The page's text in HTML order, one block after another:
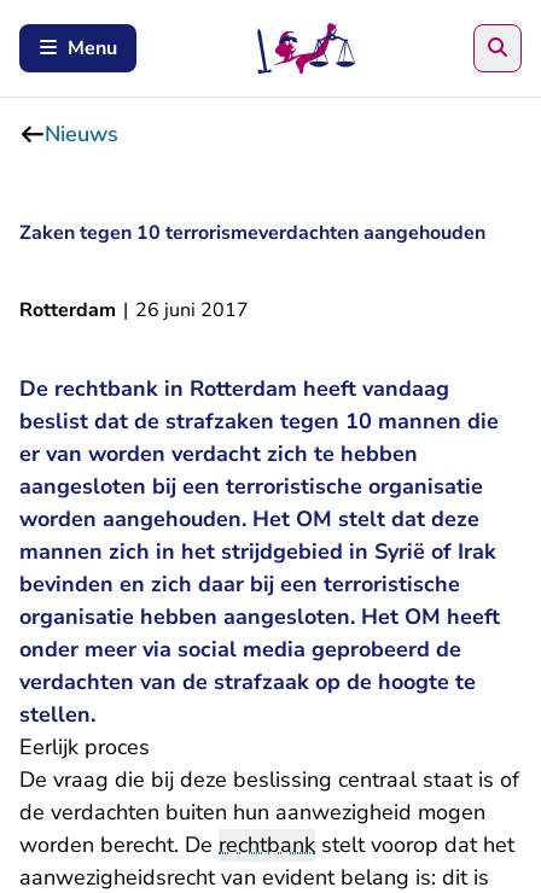
Menu
Nieuws
Zaken tegen 10 terrorismeverdachten aangehouden
Rotterdam | 26 juni 2017
De rechtbank in Rotterdam heeft vandaag
beslist dat de strafzaken tegen 10 mannen die
er van worden verdacht zich te hebben
aangesloten bij een terroristische organisatie
worden aangehouden. Het OM stelt dat deze
mannen zich in het strijdgebied in Syrië of Irak
bevinden en zich daar bij een terroristische
organisatie hebben aangesloten. Het OM heeft
onder meer via social media geprobeerd de
verdachten van de strafzaak op de hoogte te
stellen.
Eerlijk proces
De vraag die bij deze beslissing centraal staat is of
de verdachten buiten hun aanwezigheid mogen
worden berecht. De rechtbank stelt voorop dat het
aanwezigheidsrecht van evident belang is: dit is